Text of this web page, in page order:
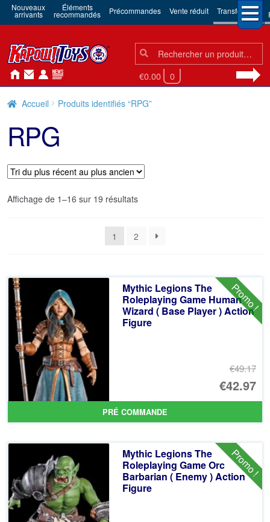
Nouveaux
arrivants
Éléments
recommandés Précommandes Vente réduit Transformers
Chercher:
Chercher
€0.00 0
Accueil Produits identifiés “RPG”
RPG
Affichage de 1–16 sur 19 résultatsTrié
récent
1 2
Promo !
Mythic Legions The
Roleplaying Game Human
Wizard ( Base Player ) Action
Figure
€49.17
Le
€42.97
Le
PRÉ COMMANDE
Promo !
Mythic Legions The
Roleplaying Game Orc
Barbarian ( Enemy ) Action
Figure